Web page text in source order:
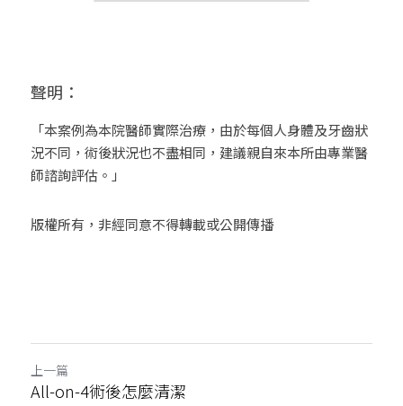
聲明：
「本案例為本院醫師實際治療，由於每個人身體及牙齒狀
況不同，術後狀況也不盡相同，建議親自來本所由專業醫
師諮詢評估。」
版權所有，非經同意不得轉載或公開傳播
上一篇
All-on-4術後怎麼清潔